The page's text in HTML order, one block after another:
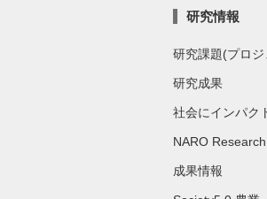
研究情報
研究課題(プロジ
研究成果
社会にインパク
NARO
成果情報